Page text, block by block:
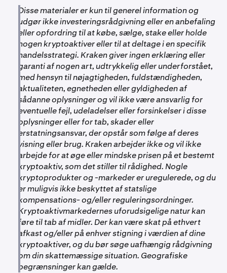
yderligere handling fra din side.
af SYRUP indsat direkte på din Kraken-konto.
Disse materialer er kun til generel information og
udgør ikke investeringsrådgivning eller en anbefaling
eller opfordring til at købe, sælge, stake eller holde
nogen kryptoaktiver eller til at deltage i en specifik
handelsstrategi. Kraken giver ingen erklæring eller
garanti af nogen art, udtrykkelig eller underforstået,
med hensyn til nøjagtigheden, fuldstændigheden,
aktualiteten, egnetheden eller gyldigheden af
sådanne oplysninger og vil ikke være ansvarlig for
eventuelle fejl, udeladelser eller forsinkelser i disse
oplysninger eller for tab, skader eller
erstatningsansvar, der opstår som følge af deres
visning eller brug. Kraken arbejder ikke og vil ikke
arbejde for at øge eller mindske prisen på et bestemt
kryptoaktiv, som det stiller til rådighed. Nogle
kryptoprodukter og -markeder er uregulerede, og du
er muligvis ikke beskyttet af statslige
kompensations- og/eller reguleringsordninger.
Kryptoaktivmarkedernes uforudsigelige natur kan
føre til tab af midler. Der kan være skat på ethvert
afkast og/eller på enhver stigning i værdien af dine
kryptoaktiver, og du bør søge uafhængig rådgivning
om din skattemæssige situation. Geografiske
begrænsninger kan gælde.